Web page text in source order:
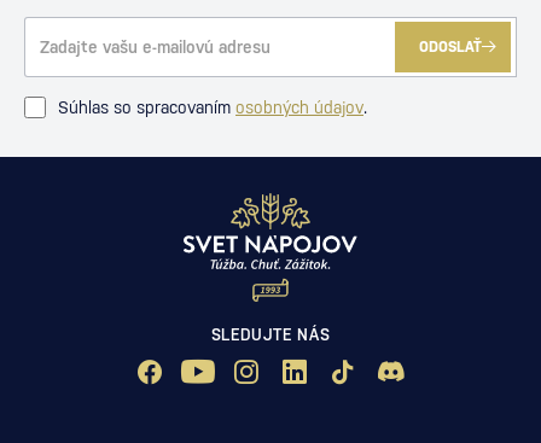
ODOSLAŤ
Súhlas so spracovaním osobných údajov.
SLEDUJTE NÁS